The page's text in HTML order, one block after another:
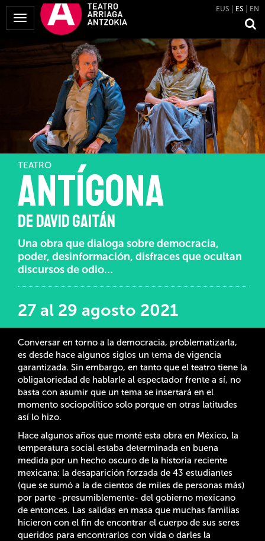
Mostrar
Menú
EUS ES EN
TEATRO
ANTÍGONA
DE DAVID GAITÁN
Una obra que dialoga sobre democracia,
poder, desinformación, disfraces que ocultan
discursos de odio…
27 al 29 agosto 2021
Conversar en torno a la democracia, problematizarla,
es desde hace algunos siglos un tema de vigencia
garantizada. Sin embargo, en tanto que el teatro tiene la
obligatoriedad de hablarle al espectador frente a sí, no
basta con asumir que un tema se insertará en el
momento sociopolítico solo porque en otras latitudes
así lo hizo.
Hace algunos años que monté esta obra en México, la
temperatura social estaba determinada en buena
medida por un hecho oscuro de la historia reciente
mexicana: la desaparición forzada de 43 estudiantes
(que se sumó a la de cientos de miles de personas más)
por parte -presumiblemente- del gobierno mexicano
de entonces. Las salidas en masa que muchas familias
hicieron con el fin de encontrar el cuerpo de sus seres
queridos para encontrarlos con vida o darles la